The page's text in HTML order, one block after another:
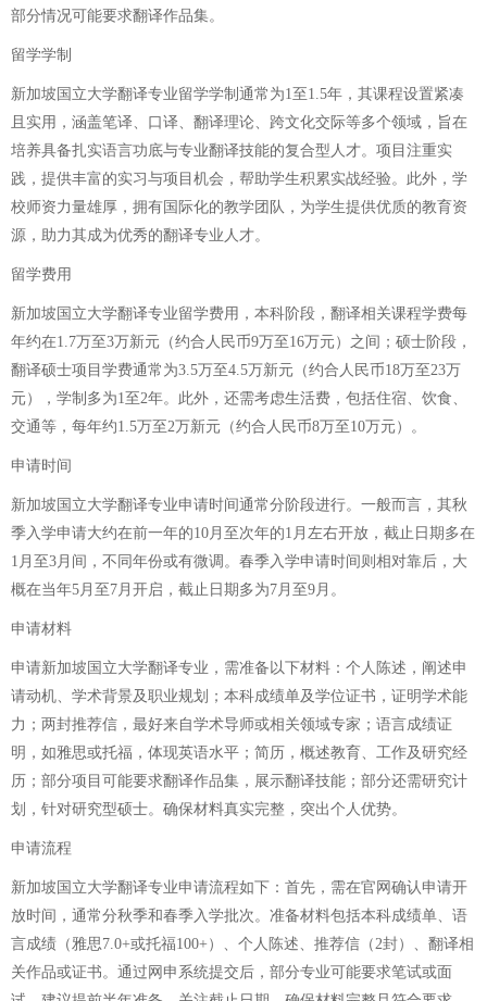
部分情况可能要求翻译作品集。
留学学制
新加坡国立大学翻译专业留学学制通常为1至1.5年，其课程设置紧凑
且实用，涵盖笔译、口译、翻译理论、跨文化交际等多个领域，旨在
培养具备扎实语言功底与专业翻译技能的复合型人才。项目注重实
践，提供丰富的实习与项目机会，帮助学生积累实战经验。此外，学
校师资力量雄厚，拥有国际化的教学团队，为学生提供优质的教育资
源，助力其成为优秀的翻译专业人才。
留学费用
新加坡国立大学翻译专业留学费用，本科阶段，翻译相关课程学费每
年约在1.7万至3万新元（约合人民币9万至16万元）之间；硕士阶段，
翻译硕士项目学费通常为3.5万至4.5万新元（约合人民币18万至23万
元），学制多为1至2年。此外，还需考虑生活费，包括住宿、饮食、
交通等，每年约1.5万至2万新元（约合人民币8万至10万元）。
申请时间
新加坡国立大学翻译专业申请时间通常分阶段进行。一般而言，其秋
季入学申请大约在前一年的10月至次年的1月左右开放，截止日期多在
1月至3月间，不同年份或有微调。春季入学申请时间则相对靠后，大
概在当年5月至7月开启，截止日期多为7月至9月。
申请材料
申请新加坡国立大学翻译专业，需准备以下材料：个人陈述，阐述申
请动机、学术背景及职业规划；本科成绩单及学位证书，证明学术能
力；两封推荐信，最好来自学术导师或相关领域专家；语言成绩证
明，如雅思或托福，体现英语水平；简历，概述教育、工作及研究经
历；部分项目可能要求翻译作品集，展示翻译技能；部分还需研究计
划，针对研究型硕士。确保材料真实完整，突出个人优势。
申请流程
新加坡国立大学翻译专业申请流程如下：首先，需在官网确认申请开
放时间，通常分秋季和春季入学批次。准备材料包括本科成绩单、语
言成绩（雅思7.0+或托福100+）、个人陈述、推荐信（2封）、翻译相
关作品或证书。通过网申系统提交后，部分专业可能要求笔试或面